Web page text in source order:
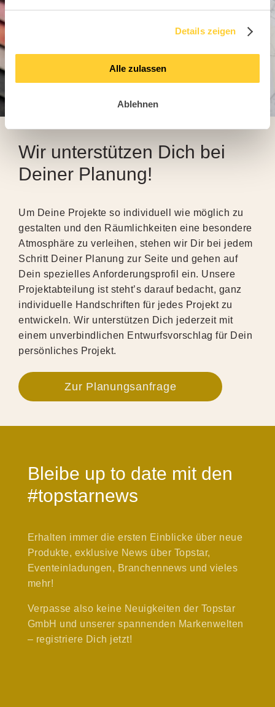
Details zeigen
Alle zulassen
Ablehnen
Wir unterstützen Dich bei
Deiner Planung!
Um Deine Projekte so individuell wie möglich zu
gestalten und den Räumlichkeiten eine besondere
Atmosphäre zu verleihen, stehen wir Dir bei jedem
Schritt Deiner Planung zur Seite und gehen auf
Dein spezielles Anforderungsprofil ein. Unsere
Projektabteilung ist steht’s darauf bedacht, ganz
individuelle Handschriften für jedes Projekt zu
entwickeln. Wir unterstützen Dich jederzeit mit
einem unverbindlichen Entwurfsvorschlag für Dein
persönliches Projekt.
Zur Planungsanfrage
Bleibe up to date mit den
#topstarnews
Erhalten immer die ersten Einblicke über neue
Produkte, exklusive News über Topstar,
Eventeinladungen, Branchennews und vieles
mehr!
Verpasse also keine Neuigkeiten der Topstar
GmbH und unserer spannenden Markenwelten
– registriere Dich jetzt!